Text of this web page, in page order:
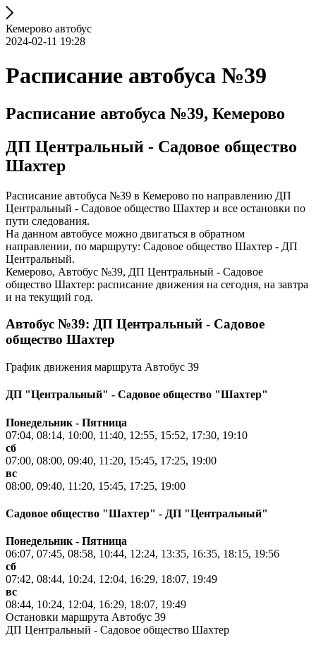
Кемерово автобус
2024-02-11 19:28
Расписание автобуса №39
Расписание автобуса №39, Кемерово
ДП Центральный - Садовое общество
Шахтер
Расписание автобуса №39 в Кемерово по направлению ДП
Центральный - Садовое общество Шахтер и все остановки по
пути следования.
На данном автобусе можно двигаться в обратном
направлении, по маршруту: Садовое общество Шахтер - ДП
Центральный.
Кемерово, Автобус №39, ДП Центральный - Садовое
общество Шахтер: расписание движения на сегодня, на завтра
и на текущий год.
Автобус №39: ДП Центральный - Садовое
общество Шахтер
График движения маршрута Автобус 39
ДП "Центральный" - Садовое общество "Шахтер"
Понедельник - Пятница
07:04, 08:14, 10:00, 11:40, 12:55, 15:52, 17:30, 19:10
сб
07:00, 08:00, 09:40, 11:20, 15:45, 17:25, 19:00
вс
08:00, 09:40, 11:20, 15:45, 17:25, 19:00
Садовое общество "Шахтер" - ДП "Центральный"
Понедельник - Пятница
06:07, 07:45, 08:58, 10:44, 12:24, 13:35, 16:35, 18:15, 19:56
сб
07:42, 08:44, 10:24, 12:04, 16:29, 18:07, 19:49
вс
08:44, 10:24, 12:04, 16:29, 18:07, 19:49
Остановки маршрута Автобус 39
ДП Центральный - Садовое общество Шахтер